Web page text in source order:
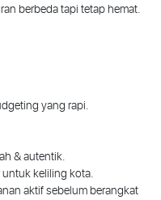
berbedatapi tetaphemat.
yang rapi.
&autentik.
untukkeliling kota.
aktifsebelumberangkat